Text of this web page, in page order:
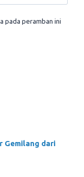
pada peramban ini
Gemilang dari